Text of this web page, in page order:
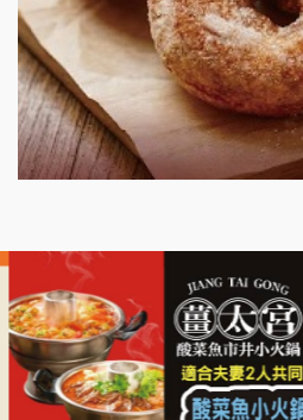
明石章魚燒加盟說明會
出櫃加盟說明會
千香漢堡加盟說明會
拉亞漢堡加盟說明會
杜芳子古味茶鋪加盟說明會
優握握×酸奶大獅加盟說明會